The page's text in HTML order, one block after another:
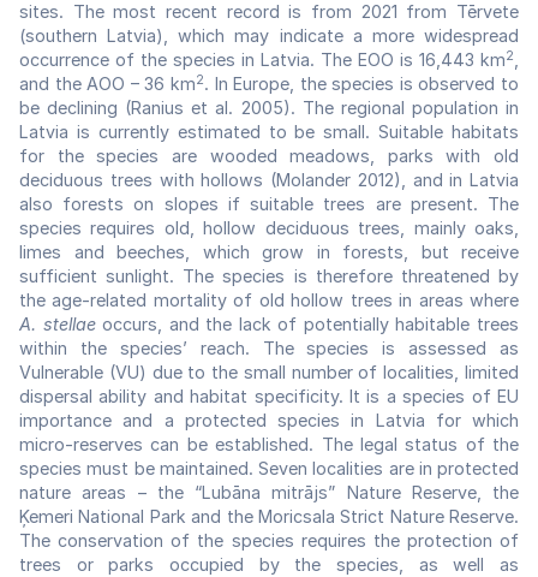
sites. The most recent record is from 2021 from Tērvete
(southern Latvia), which may indicate a more widespread
occurrence of the species in Latvia. The EOO is 16,443 km2,
and the AOO – 36 km2. In Europe, the species is observed to
be declining (Ranius et al. 2005). The regional population in
Latvia is currently estimated to be small. Suitable habitats
for the species are wooded meadows, parks with old
deciduous trees with hollows (Molander 2012), and in Latvia
also forests on slopes if suitable trees are present. The
species requires old, hollow deciduous trees, mainly oaks,
limes and beeches, which grow in forests, but receive
sufficient sunlight. The species is therefore threatened by
the age-related mortality of old hollow trees in areas where
A. stellaeoccurs, and the lack of potentially habitable trees
within the species’ reach. The species is assessed as
Vulnerable (VU) due to the small number of localities, limited
dispersal ability and habitat specificity. It is a species of EU
importance and a protected species in Latvia for which
micro-reserves can be established. The legal status of the
species must be maintained. Seven localities are in protected
nature areas – the “Lubāna mitrājs” Nature Reserve, the
Ķemeri National Park and the Moricsala Strict Nature Reserve.
The conservation of the species requires the protection of
trees or parks occupied by the species, as well as